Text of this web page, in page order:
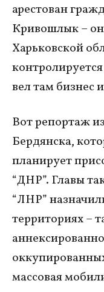
арестован
Кривошлык –
Харьковской
вел там бизнес
Вот репортаж
Бердянска,
планирует
“ДНР”. Главы
“ЛНР”
территориях –
массовая